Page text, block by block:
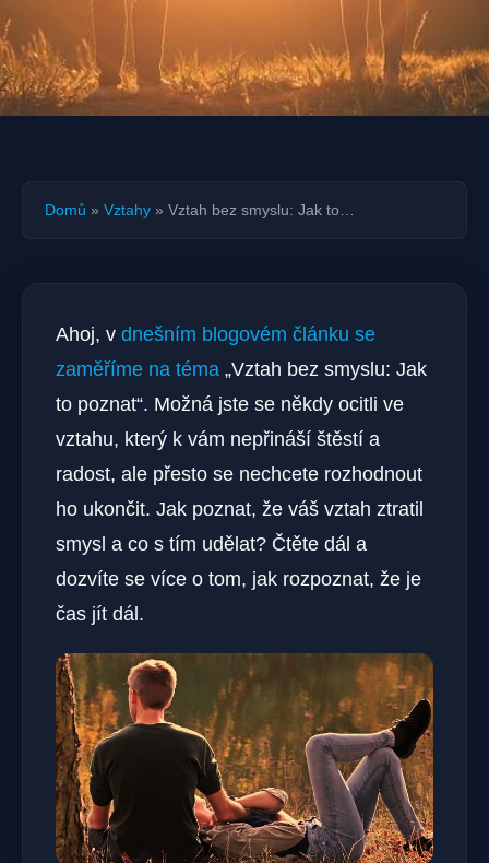
Domů » Vztahy » Vztah bez smyslu: Jak to…
Ahoj, v dnešním blogovém článku se
zaměříme na téma „Vztah bez smyslu: Jak
to poznat“. Možná jste se někdy ocitli ve
vztahu, který k vám nepřináší štěstí a
radost, ale přesto se nechcete rozhodnout
ho ukončit. Jak poznat, že váš vztah ztratil
smysl a co s tím udělat? Čtěte dál a
dozvíte se více o tom, jak rozpoznat, že je
čas jít dál.